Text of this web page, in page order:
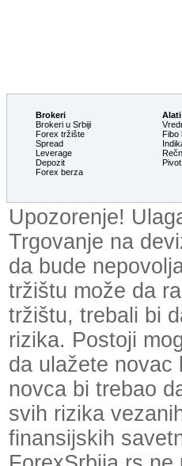
Brokeri
Brokeri u Srbiji
Forex tržište
Spread
Leverage
Depozit
Forex berza
Alati
Fibo
Upozorenje!
Trgovanje na
da bude
tržištu može da
tržištu, trebali bi
rizika. Postoji
da ulažete novac
novca bi trebao
svih rizika
finansijskih